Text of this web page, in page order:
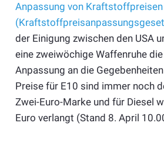
Anpassung von Kraftstoffpreisen
der Einigung zwischen den USA
eine zweiwöchige Waffenruhe
Anpassung an die
Preise für E10 sind immer noch
Zwei-Euro-Marke und für Diesel
Euro verlangt (Stand 8. April